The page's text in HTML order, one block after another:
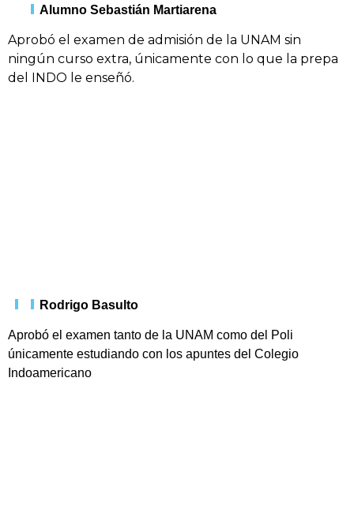
Alumno Sebastián Martiarena
Aprobó el examen de admisión de la UNAM sin
ningún curso extra, únicamente con lo que la prepa
del INDO le enseñó.
Rodrigo Basulto
Aprobó el examen tanto de la UNAM como del Poli
únicamente estudiando con los apuntes del Colegio
Indoamericano